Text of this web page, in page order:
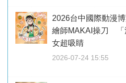
2026台中國際動漫
繪師MAKAI操刀 「
女超吸睛
2026-07-24 15:55